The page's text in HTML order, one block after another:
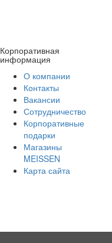
Корпоративная
информация
О компании
Контакты
Вакансии
Сотрудничество
Корпоративные
подарки
Магазины
MEISSEN
Карта сайта